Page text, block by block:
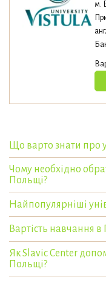
м.
Що варто знати про
Чому необхідно
Польщі?
Найпопулярніші
Вартість навчання в
Як Slavic Center
Польщі?